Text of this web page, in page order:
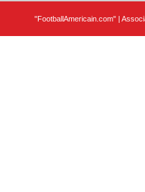
"FootballAmericain.com" |